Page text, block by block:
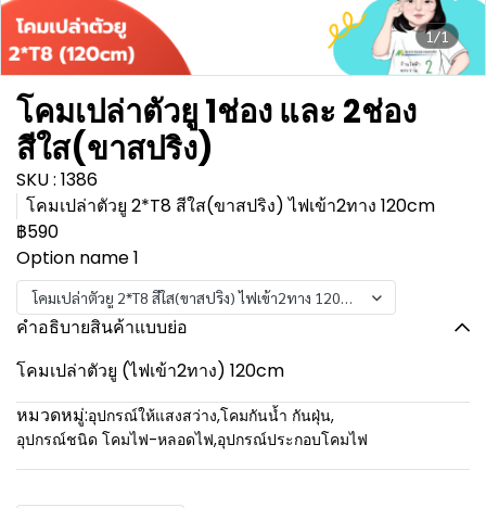
1/1
โคมเปล่าตัวยู 1ช่อง และ 2ช่อง
สีใส(ขาสปริง)
SKU : 1386
โคมเปล่าตัวยู 2*T8 สีใส(ขาสปริง) ไฟเข้า2ทาง 120cm
฿590
Option name 1
โคมเปล่าตัวยู 2*T8 สีใส(ขาสปริง) ไฟเข้า2ทาง 120cm
คำอธิบายสินค้าแบบย่อ
โคมเปล่าตัวยู (ไฟเข้า2ทาง) 120cm
หมวดหมู่:อุปกรณ์ให้แสงสว่าง,โคมกันน้ำ กันฝุ่น,
อุปกรณ์ชนิด โคมไฟ-หลอดไฟ,อุปกรณ์ประกอบโคมไฟ